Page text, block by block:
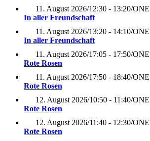
11. August 2026/12:30 - 13:20/ONE
In aller Freundschaft
11. August 2026/13:20 - 14:10/ONE
In aller Freundschaft
11. August 2026/17:05 - 17:50/ONE
Rote Rosen
11. August 2026/17:50 - 18:40/ONE
Rote Rosen
12. August 2026/10:50 - 11:40/ONE
Rote Rosen
12. August 2026/11:40 - 12:30/ONE
Rote Rosen